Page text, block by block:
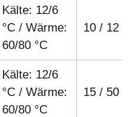
Kälte: 12/6
°C / Wärme:
60/80 °C
10 / 12
Kälte: 12/6
°C / Wärme:
60/80 °C
15 / 50